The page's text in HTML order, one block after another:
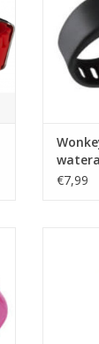
€7,99